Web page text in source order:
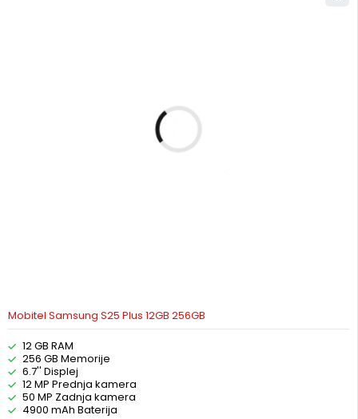
Mobitel Samsung S25 Plus 12GB 256GB
12 GB RAM
256 GB Memorije
6.7'' Displej
12 MP Prednja kamera
50 MP Zadnja kamera
4900 mAh Baterija